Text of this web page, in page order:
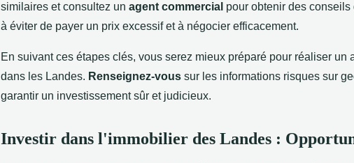
similaires et consultez un agent commercial pour obtenir des
à éviter de payer un prix excessif et à négocier efficacement.
En suivant ces étapes clés, vous serez mieux préparé pour réaliser un
dans les Landes. Renseignez-vous sur les informations risques sur
garantir un investissement sûr et judicieux.
Investir dans l'immobilier des Landes :